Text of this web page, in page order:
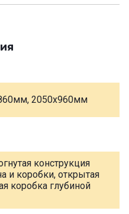
2050х960мм
конструкция
и коробки, открытая
коробка глубиной